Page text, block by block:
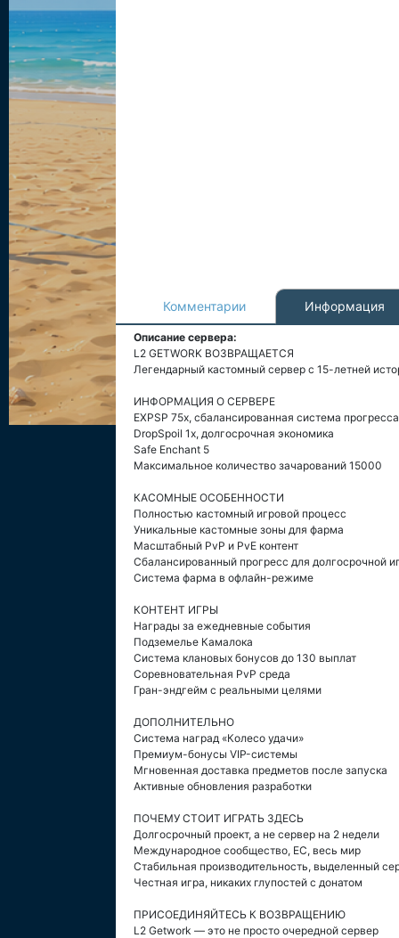
Комментарии Информация
Описание сервера:
L2 GETWORK ВОЗВРАЩАЕТСЯ
Легендарный кастомный сервер с 15-летней
ИНФОРМАЦИЯ О СЕРВЕРЕ
EXPSP 75x, сбалансированная система прогресса
DropSpoil 1x, долгосрочная экономика
Safe Enchant 5
Максимальное количество зачарований 15000
КАСОМНЫЕ ОСОБЕННОСТИ
Полностью кастомный игровой процесс
Уникальные кастомные зоны для фарма
Масштабный PvP и PvE контент
Сбалансированный прогресс для долгосрочной
Система фарма в офлайн-режиме
КОНТЕНТ ИГРЫ
Награды за ежедневные события
Подземелье Камалока
Система клановых бонусов до 130 выплат
Соревновательная PvP среда
Гран-эндгейм с реальными целями
ДОПОЛНИТЕЛЬНО
Система наград «Колесо удачи»
Премиум-бонусы VIP-системы
Мгновенная доставка предметов после запуска
Активные обновления разработки
ПОЧЕМУ СТОИТ ИГРАТЬ ЗДЕСЬ
Долгосрочный проект, а не сервер на 2 недели
Международное сообщество, ЕС, весь мир
Стабильная производительность, выделенный
Честная игра, никаких глупостей с донатом
ПРИСОЕДИНЯЙТЕСЬ К ВОЗВРАЩЕНИЮ
L2 Getwork — это не просто очередной сервер